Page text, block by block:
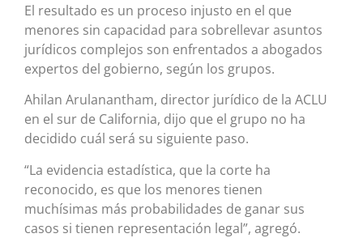
El resultado es un proceso injusto en el que
menores sin capacidad para sobrellevar asuntos
jurídicos complejos son enfrentados a abogados
expertos del gobierno, según los grupos.
Ahilan Arulanantham, director jurídico de la ACLU
en el sur de California, dijo que el grupo no ha
decidido cuál será su siguiente paso.
“La evidencia estadística, que la corte ha
reconocido, es que los menores tienen
muchísimas más probabilidades de ganar sus
casos si tienen representación legal”, agregó.